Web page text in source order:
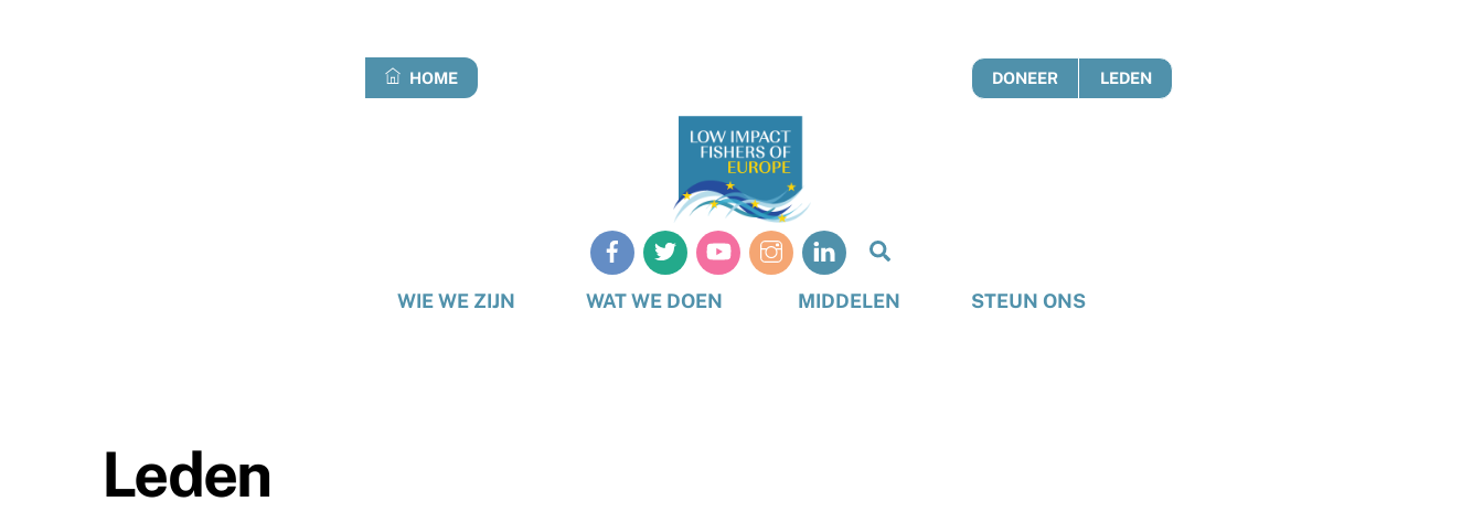
HOME DONEER LEDEN
WIE WE ZIJN WAT WE DOEN MIDDELEN STEUN ONS
Leden